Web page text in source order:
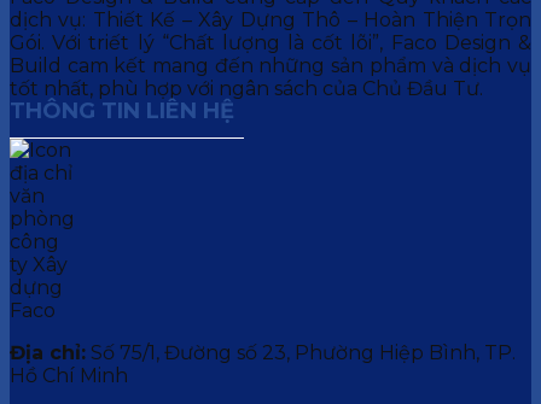
dịch vụ: Thiết Kế – Xây Dựng Thô – Hoàn Thiện Trọn
Gói. Với triết lý “Chất lượng là cốt lõi”, Faco Design &
Build cam kết mang đến những sản phẩm và dịch vụ
tốt nhất, phù hợp với ngân sách của Chủ Đầu Tư.
THÔNG TIN LIÊN HỆ
Địa chỉ: Số 75/1, Đường số 23, Phường Hiệp Bình, TP.
Hồ Chí Minh